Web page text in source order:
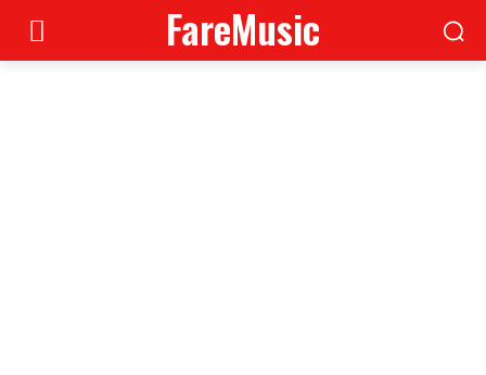
FareMusic